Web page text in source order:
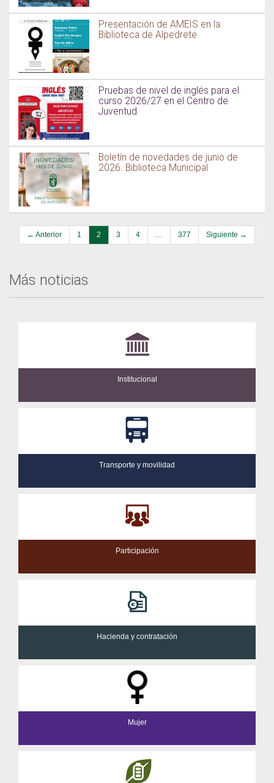
Presentación de AMEIS en la
Biblioteca de Alpedrete
Pruebas de nivel de inglés para el
curso 2026/27 en el Centro de
Juventud
Boletín de novedades de junio de
2026. Biblioteca Municipal
← Anterior 1 2 3 4 377 Siguiente →
Más noticias
Institucional
Transporte y movilidad
Participación
Hacienda y contratación
Mujer